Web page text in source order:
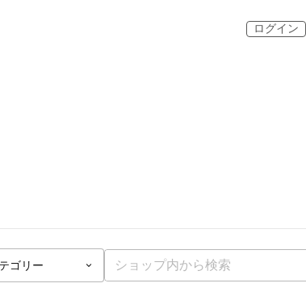
ログイン